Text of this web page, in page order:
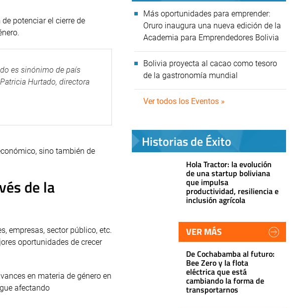
potenciar el cierre de
es sinónimo de país
Hurtado, directora
sino también de
de la
empresas, sector público, etc.
oportunidades de crecer
en materia de género en
afectando
Más oportunidades para emprender:
Oruro inaugura una nueva edición de la
Academia para Emprendedores Bolivia
Bolivia proyecta al cacao como tesoro
de la gastronomía mundial
Ver todos los Eventos »
Historias de Éxito
Hola Tractor: la evolución
de una startup boliviana
que impulsa
productividad, resiliencia e
inclusión agrícola
VER MÁS
De Cochabamba al futuro:
Bee Zero y la flota
eléctrica que está
cambiando la forma de
transportarnos